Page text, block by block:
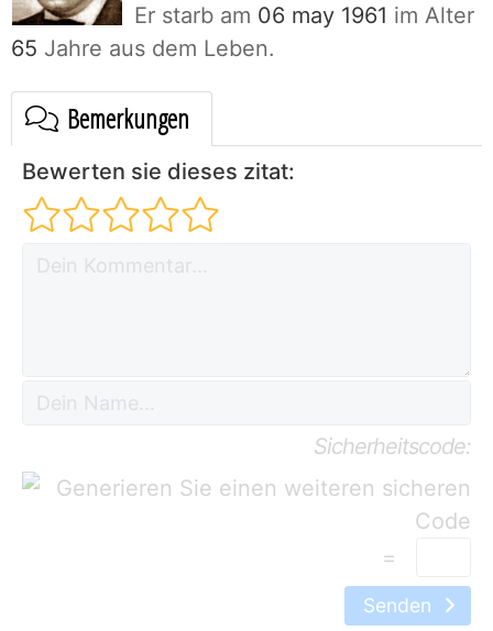
Er starb am 06 may 1961 im Alter
65 Jahre aus dem Leben.
Bemerkungen
Bewerten sie dieses zitat:
Sicherheitscode:
=
Senden